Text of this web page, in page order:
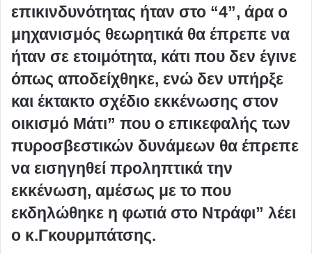
επικινδυνότητας ήταν στο “4”, άρα ο
μηχανισμός θεωρητικά θα έπρεπε να
ήταν σε ετοιμότητα, κάτι που δεν έγινε
όπως αποδείχθηκε, ενώ δεν υπήρξε
και έκτακτο σχέδιο εκκένωσης στον
οικισμό Μάτι” που ο επικεφαλής των
πυροσβεστικών δυνάμεων θα έπρεπε
να εισηγηθεί προληπτικά την
εκκένωση, αμέσως με το που
εκδηλώθηκε η φωτιά στο Ντράφι” λέει
ο κ.Γκουρμπάτσης.